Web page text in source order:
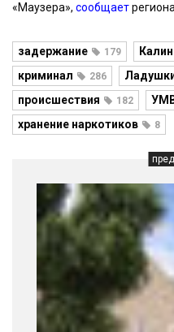
«Маузера», сообщает
задержание 179
криминал 286
происшествия 182
хранение наркотиков 8